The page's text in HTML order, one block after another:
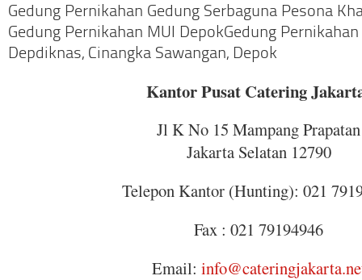
Gedung Pernikahan Gedung Serbaguna Pesona
Gedung Pernikahan MUI DepokGedung
Depdiknas, Cinangka Sawangan, Depok
Kantor Pusat Catering
Jl K No 15 Mampang Prapatan
Jakarta Selatan 12790
Telepon Kantor (Hunting): 021
Fax : 021 79194946
Email: